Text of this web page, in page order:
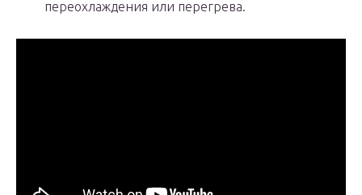
переохлаждения или перегрева.